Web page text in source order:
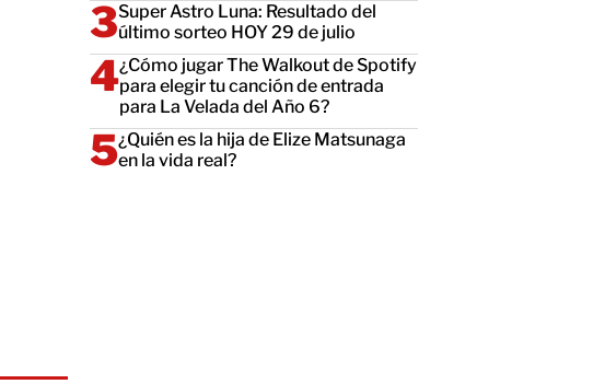
Super Astro Luna: Resultado del
último sorteo HOY 29 de julio
¿Cómo jugar The Walkout de Spotify
para elegir tu canción de entrada
para La Velada del Año 6?
¿Quién es la hija de Elize Matsunaga
en la vida real?